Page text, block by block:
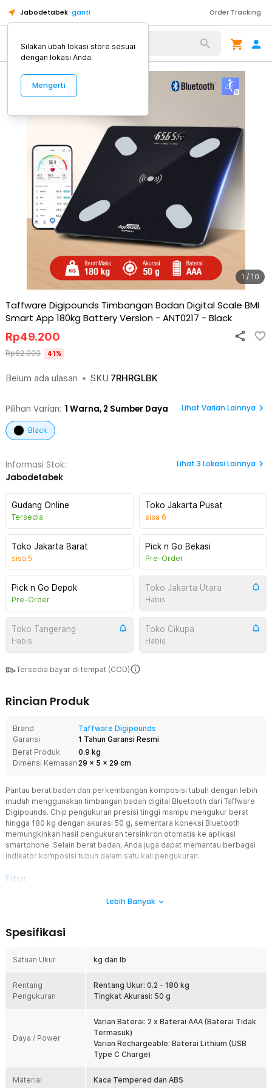
Jabodetabek ganti Order Tracking
Alat Kopi
1 / 10
Taffware Digipounds Timbangan Badan Digital Scale BMI
Smart App 180kg Battery Version - ANT0217 - Black
Belum ada ulasan • SKU 7RHRGLBK
Rp49.200
Rp82.900 41%
Pilihan Varian: 1 Warna, 2 Sumber Daya Lihat Varian Lainnya
Black
Informasi Stok:
Jabodetabek
Lihat 3 Lokasi Lainnya
Gudang Online
Tersedia
Toko Jakarta Pusat
sisa 6
Toko Jakarta Barat
sisa 5
Pick n Go Bekasi
Pre-Order
Pick n Go Depok
Pre-Order
Toko Jakarta Utara
Habis
Toko Tangerang
Habis
Toko Cikupa
Habis
Tersedia bayar di tempat (COD)
Rincian Produk
Brand
Taffware Digipounds
Garansi
1 Tahun Garansi Resmi
Berat Produk
0.9 kg
Dimensi Kemasan 29 x 5 x 29 cm
Pantau berat badan dan perkembangan komposisi tubuh dengan lebih
mudah menggunakan timbangan badan digital Bluetooth dari Taffware
Digipounds. Chip pengukuran presisi tinggi mampu mengukur berat
hingga 180 kg dengan akurasi 50 g, sementara koneksi Bluetooth
memungkinkan hasil pengukuran tersinkron otomatis ke aplikasi
smartphone. Selain berat badan, Anda juga dapat memantau berbagai
indikator komposisi tubuh dalam satu kali pengukuran.
Fitur
Chip Pengukuran Presisi Tinggi
dipantau secara lebih detail. Hasil pengukuran yang konsisten
secara berkala. Kapasitas hingga 180 kg membuat timbangan
cocok digunakan oleh berbagai anggota keluarga.
Sinkronisasi ke Smartphone
Melalui koneksi Bluetooth, hasil pengukuran dapat langsung dikirim
tersimpan sehingga Anda dapat melihat perkembangan berat
badan dan komposisi tubuh dari waktu ke waktu. Sistem ini jauh
lebih praktis dibanding mencatat hasil secara manual.
Pantau Komposisi Tubuh Lebih Lengkap
berbagai informasi komposisi tubuh melalui aplikasi, seperti
Lebih Banyak
Spesifikasi
Satuan Ukur kg dan lb
Rentang
Pengukuran
Rentang Ukur: 0.2 - 180 kg
Tingkat Akurasi: 50 g
Daya / Power
Varian Baterai: 2 x Baterai AAA (Baterai Tidak
Termasuk)
Varian Rechargeable: Baterai Lithium (USB
Type C Charge)
Material Kaca Tempered dan ABS
Silakan ubah lokasi store sesuai
dengan lokasi Anda.
Mengerti